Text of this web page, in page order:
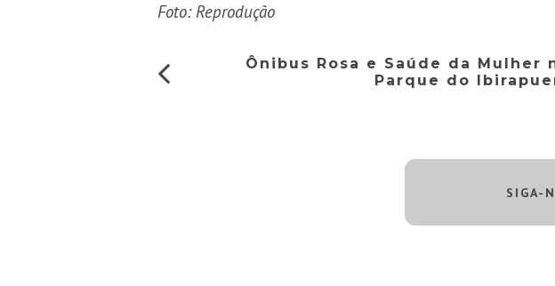
Foto: Reprodução
Ônibus Rosa e Saúde da Mulher
Parque do
SIGA-